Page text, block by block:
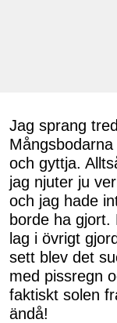
Jag sprang
och gyttja.
jag njuter ju
och jag hade
borde ha gjort.
lag i övrigt
sett blev det
med pissregn
faktiskt solen
ändå!